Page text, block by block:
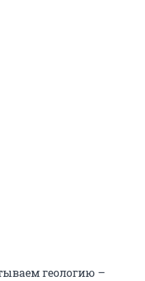
геологию –